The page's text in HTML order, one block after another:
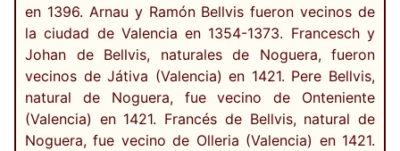
en 1396. Arnau y Ramón Bellvis fueron vecinos de
la ciudad de Valencia en 1354-1373. Francesch y
Johan de Bellvis, naturales de Noguera, fueron
vecinos de Játiva (Valencia) en 1421. Pere Bellvis,
natural de Noguera, fue vecino de Onteniente
(Valencia) en 1421. Francés de Bellvis, natural de
Noguera, fue vecino de Olleria (Valencia) en 1421.